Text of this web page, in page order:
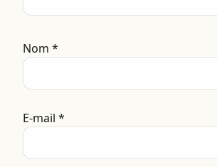
Nom *
E-mail *